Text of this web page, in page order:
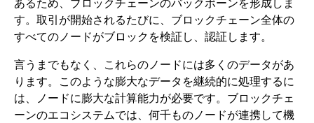
す。取引が開始されるたびに、ブロックチェーン全体の
すべてのノードがブロックを検証し、認証します。
言うまでもなく、これらのノードには多くのデータがあ
ります。このような膨大なデータを継続的に処理するに
は、ノードに膨大な計算能力が必要です。ブロックチェ
ーンのエコシステムでは、何千ものノードが連携して機